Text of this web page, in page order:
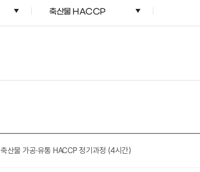
축산물 HACCP
축산물 가공∙유통 HACCP 정기과정 (4시간)